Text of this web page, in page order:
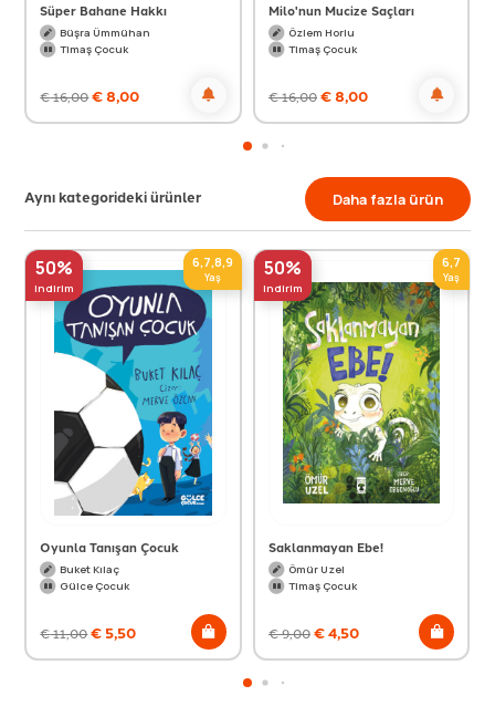
Süper Bahane Hakkı
Büşra Ümmühan
Timaş Çocuk
€16,00€8,00
Milo'nun Mucize Saçları
Özlem Horlu
Timaş Çocuk
€16,00€8,00
Aynı kategorideki ürünler Daha fazla ürün
50%
indirim
6,7,8,9
Yaş
Oyunla Tanışan Çocuk
Buket Kılaç
Gülce Çocuk
€11,00€ 5,50
50%
indirim
6,7
Yaş
Saklanmayan Ebe!
Ömür Uzel
Timaş Çocuk
€9,00€4,50